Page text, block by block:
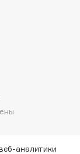
аналитики